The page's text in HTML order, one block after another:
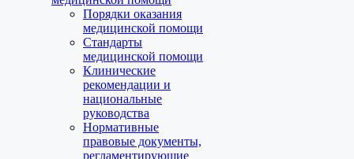
Порядки оказания
медицинской помощи
Стандарты
медицинской помощи
Клинические
рекомендации и
национальные
руководства
Нормативные
правовые документы,
регламентирующие